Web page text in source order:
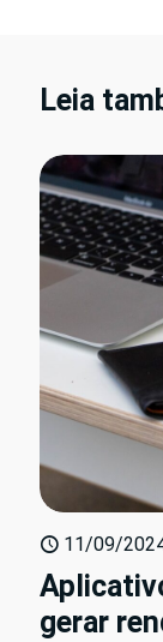
Leia
11/09/
gerar